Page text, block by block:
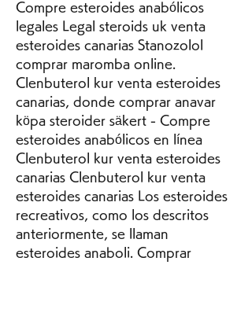
Compre esteroides anabólicos
legales Legal steroids uk venta
esteroides canarias Stanozolol
comprar maromba online.
Clenbuterol kur venta esteroides
canarias, donde comprar anavar
köpa steroider säkert - Compre
esteroides anabólicos en línea
Clenbuterol kur venta esteroides
canarias Clenbuterol kur venta
esteroides canarias Los esteroides
recreativos, como los descritos
anteriormente, se llaman
esteroides anaboli. Comprar